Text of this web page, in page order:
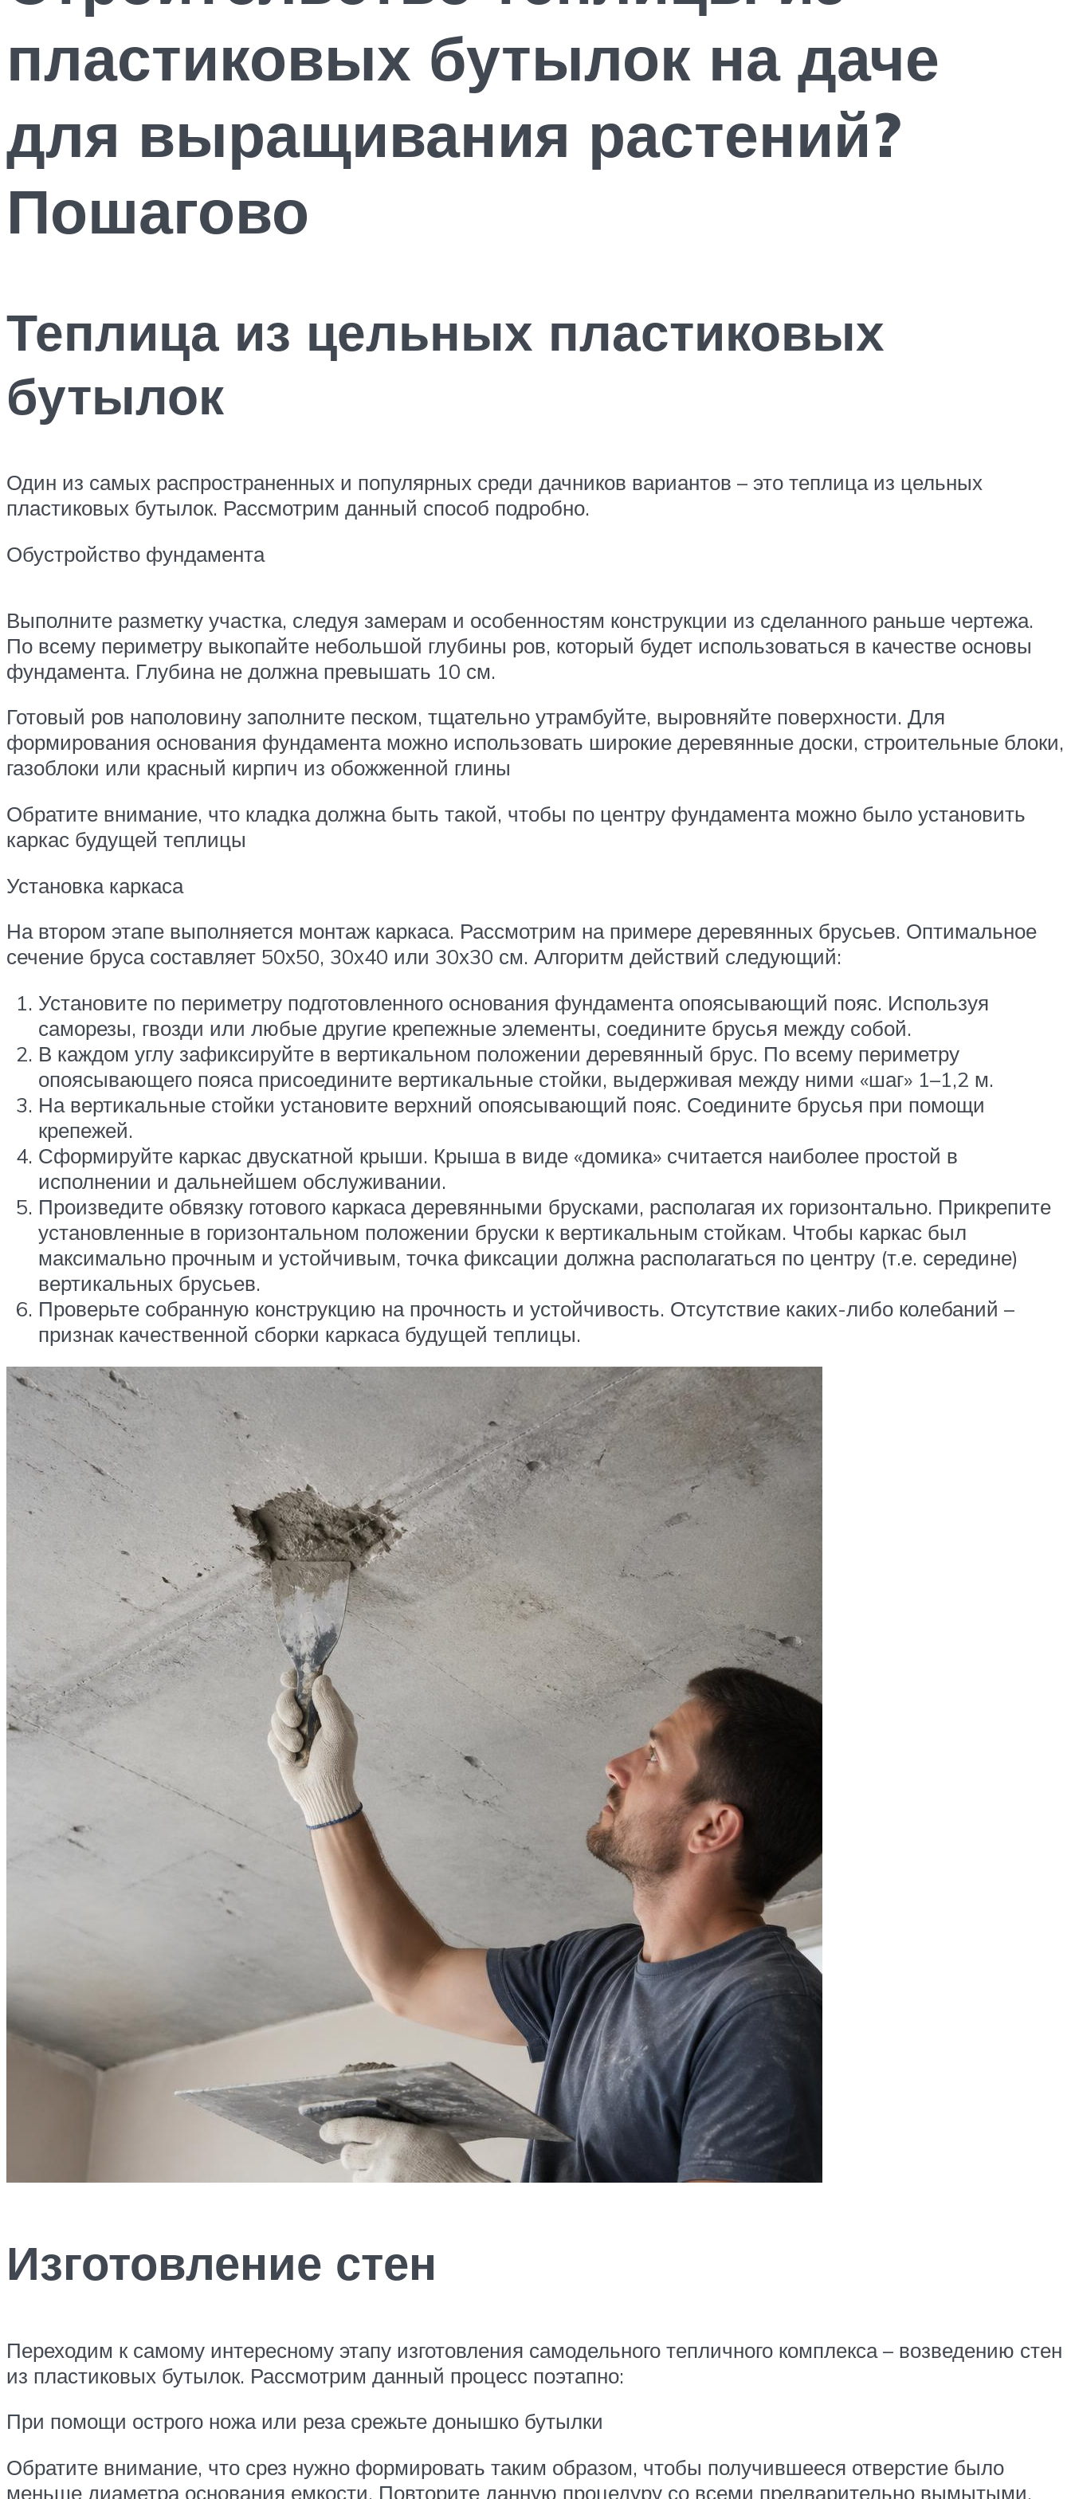
пластиковых бутылок на даче
для выращивания растений?
Пошагово
Теплица из цельных пластиковых
бутылок
Один из самых распространенных и популярных среди дачников вариантов – это теплица из цельных
пластиковых бутылок. Рассмотрим данный способ подробно.
Обустройство фундамента
Выполните разметку участка, следуя замерам и особенностям конструкции из сделанного раньше чертежа.
По всему периметру выкопайте небольшой глубины ров, который будет использоваться в качестве основы
фундамента. Глубина не должна превышать 10 см.
Готовый ров наполовину заполните песком, тщательно утрамбуйте, выровняйте поверхности. Для
формирования основания фундамента можно использовать широкие деревянные доски, строительные блоки,
газоблоки или красный кирпич из обожженной глины
Обратите внимание, что кладка должна быть такой, чтобы по центру фундамента можно было установить
каркас будущей теплицы
Установка каркаса
На втором этапе выполняется монтаж каркаса. Рассмотрим на примере деревянных брусьев. Оптимальное
сечение бруса составляет 50х50, 30х40 или 30х30 см. Алгоритм действий следующий:
Установите по периметру подготовленного основания фундамента опоясывающий пояс. Используя
саморезы, гвозди или любые другие крепежные элементы, соедините брусья между собой.
В каждом углу зафиксируйте в вертикальном положении деревянный брус. По всему периметру
опоясывающего пояса присоедините вертикальные стойки, выдерживая между ними «шаг» 1–1,2 м.
На вертикальные стойки установите верхний опоясывающий пояс. Соедините брусья при помощи
крепежей.
Сформируйте каркас двускатной крыши. Крыша в виде «домика» считается наиболее простой в
исполнении и дальнейшем обслуживании.
Произведите обвязку готового каркаса деревянными брусками, располагая их горизонтально. Прикрепите
установленные в горизонтальном положении бруски к вертикальным стойкам. Чтобы каркас был
максимально прочным и устойчивым, точка фиксации должна располагаться по центру (т.е. середине)
вертикальных брусьев.
Проверьте собранную конструкцию на прочность и устойчивость. Отсутствие каких-либо колебаний –
признак качественной сборки каркаса будущей теплицы.
Изготовление стен
Переходим к самому интересному этапу изготовления самодельного тепличного комплекса – возведению стен
из пластиковых бутылок. Рассмотрим данный процесс поэтапно:
При помощи острого ножа или реза срежьте донышко бутылки
Обратите внимание, что срез нужно формировать таким образом, чтобы получившееся отверстие было
меньше диаметра основания емкости. Повторите данную процедуру со всеми предварительно вымытыми,